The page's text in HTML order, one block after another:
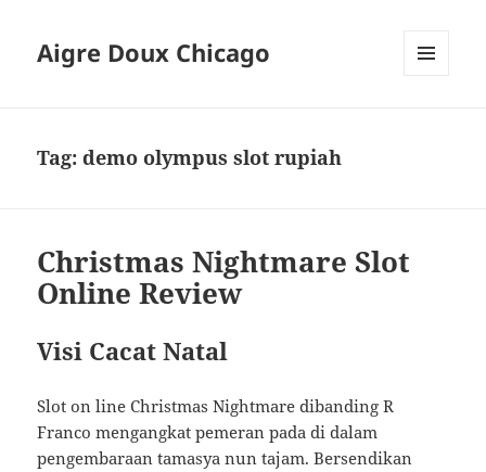
Aigre Doux Chicago
Tag:demo olympus slot rupiah
Christmas Nightmare Slot
Online Review
Visi Cacat Natal
Slot on line Christmas Nightmare dibanding R
Franco mengangkat pemeran pada di dalam
pengembaraan tamasya nun tajam. Bersendikan